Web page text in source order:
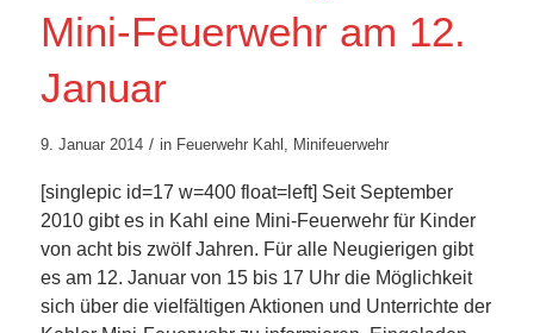
Mini-Feuerwehr am 12.
Januar
9. Januar 2014 / in Feuerwehr Kahl , Minifeuerwehr
[singlepic id=17 w=400 float=left] Seit September
2010 gibt es in Kahl eine Mini-Feuerwehr für Kinder
von acht bis zwölf Jahren. Für alle Neugierigen gibt
es am 12. Januar von 15 bis 17 Uhr die Möglichkeit
sich über die vielfältigen Aktionen und Unterrichte der